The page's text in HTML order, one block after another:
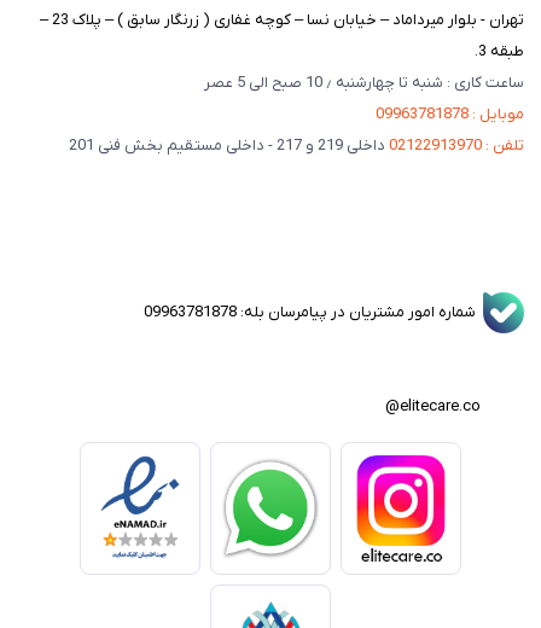
تهران - بلوار میرداماد – خیابان نسا – کوچه غفاری ( زرنگار سابق ) – پلاک 23 –
طبقه 3.
ساعت کاری : شنبه تا چهارشنبه ٫ 10 صبح الی 5 عصر
موبایل : 09963781878
تلفن : 02122913970
داخلی 219 و 217 - داخلی مستقیم بخش فنی 201
شماره امور مشتریان در پیامرسان بله: 09963781878